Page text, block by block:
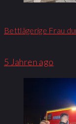
Bettlägerige Frau
5 Jahren ago